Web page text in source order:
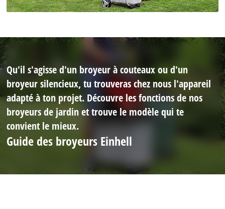
Qu'il s'agisse d'un broyeur à couteaux ou d'un
broyeur silencieux, tu trouveras chez nous l'appareil
adapté à ton projet. Découvre les fonctions de nos
broyeurs de jardin et trouve le modèle qui te
convient le mieux.
Guide des broyeurs Einhell